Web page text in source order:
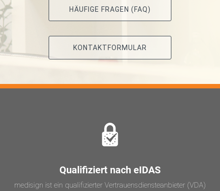
HÄUFIGE FRAGEN (FAQ)
KONTAKTFORMULAR
Qualifiziert nach eIDAS
medisign ist ein qualifizierter Vertrauensdiensteanbieter (VDA)